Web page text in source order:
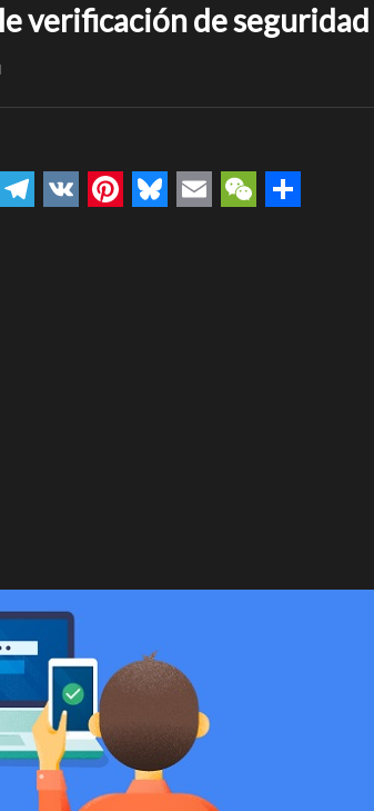
verificación de